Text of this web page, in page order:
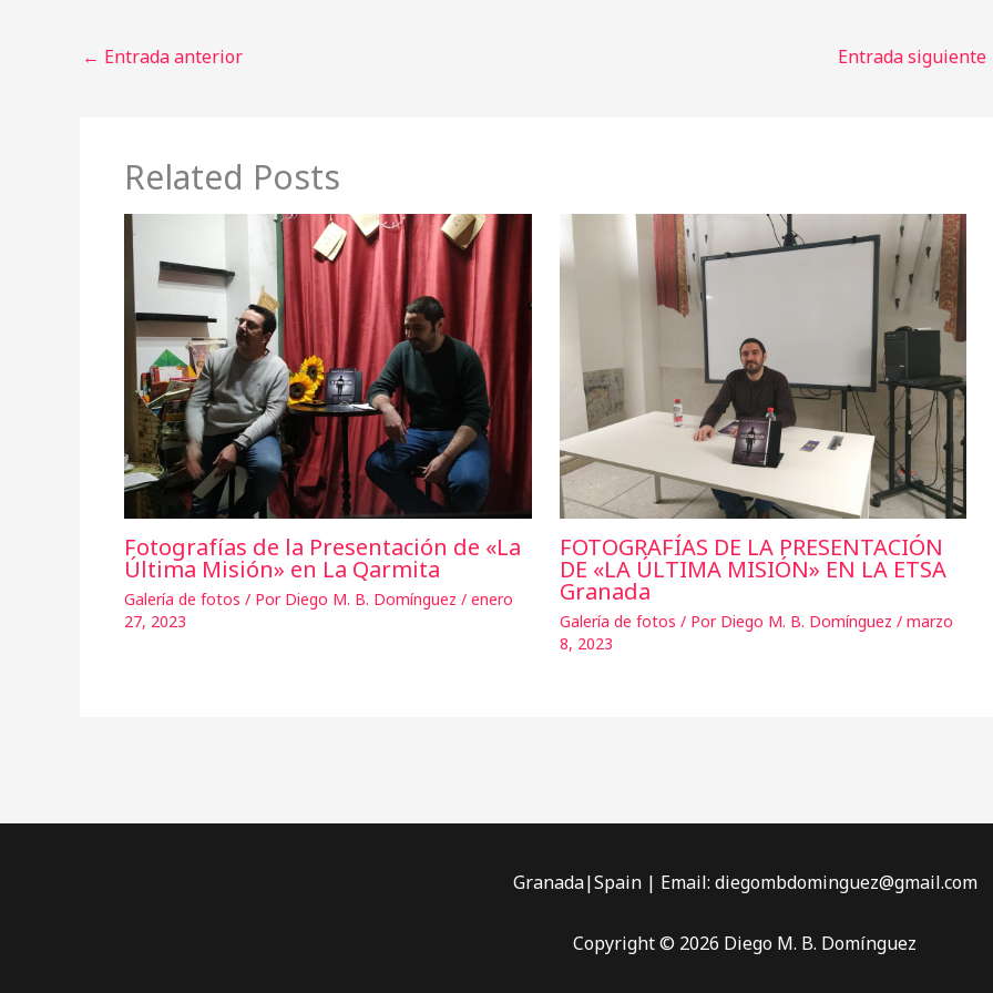
← Entrada anterior Entrada siguiente
Related Posts
Fotografías de la Presentación de «La
Última Misión» en La Qarmita
Galería de fotos / Por Diego M. B. Domínguez / enero
27, 2023
FOTOGRAFÍAS DE LA PRESENTACIÓN
DE «LA ÚLTIMA MISIÓN» EN LA ETSA
Granada
Galería de fotos / Por Diego M. B. Domínguez / marzo
8, 2023
Granada|Spain | Email: diegombdominguez@gmail.com
Copyright © 2026 Diego M. B. Domínguez